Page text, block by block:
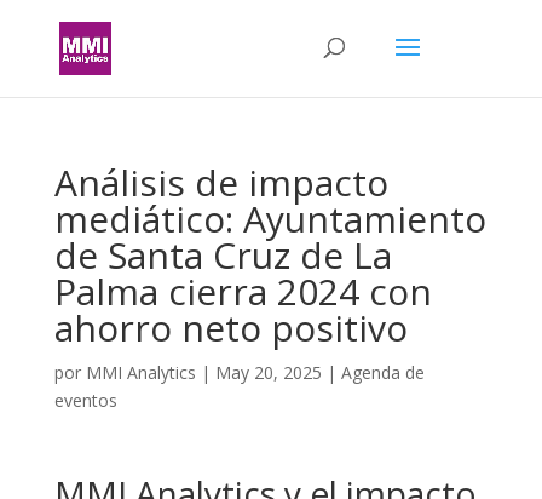
Análisis de impacto
mediático: Ayuntamiento
de Santa Cruz de La
Palma cierra 2024 con
ahorro neto positivo
por MMI Analytics | May 20, 2025 | Agenda de
eventos